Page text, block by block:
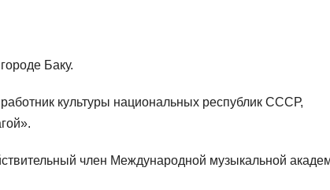
Баку.
культуры национальных республик СССР,
член Международной музыкальной